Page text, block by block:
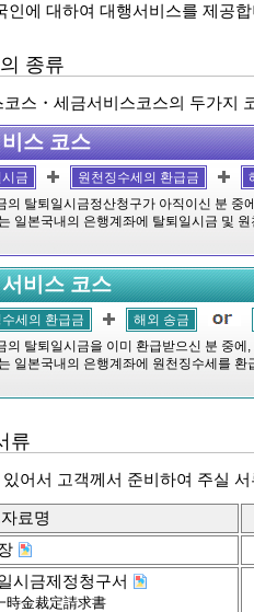
인에 대하여 대행서비스를 제공
종류
코스・세금서비스코스의 두가지
스 코스
금 원천징수세의 환급금
의 탈퇴일시금정산청구가 아직이신 분 중
일본국내의 은행계좌에 탈퇴일시금 및
비스 코스
세의 환급금
해외 송금
의 탈퇴일시금을 이미 환급받으신 분 중에,
일본국내의 은행계좌에 원천징수세를
류
있어서 고객께서 준비하여 주실
료명
시금제정청구서
時金裁定請求書